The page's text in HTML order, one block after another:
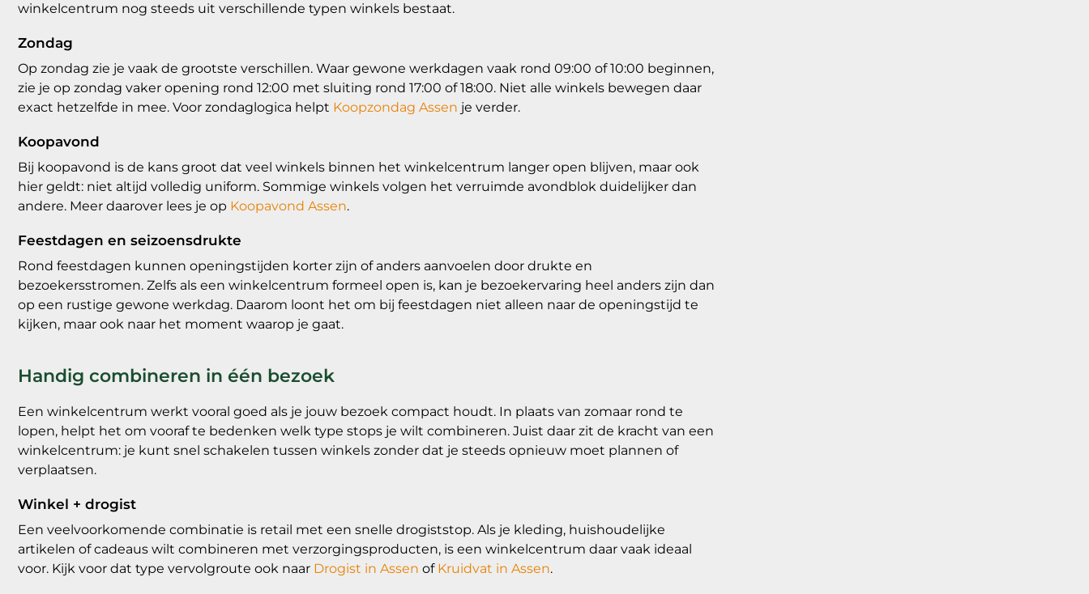
winkelcentrum nog steeds uit verschillende typen winkels bestaat.
Zondag
Op zondag zie je vaak de grootste verschillen. Waar gewone werkdagen vaak rond 09:00 of 10:00 beginnen,
zie je op zondag vaker opening rond 12:00 met sluiting rond 17:00 of 18:00. Niet alle winkels bewegen daar
exact hetzelfde in mee. Voor zondaglogica helpt Koopzondag Assen je verder.
Koopavond
Bij koopavond is de kans groot dat veel winkels binnen het winkelcentrum langer open blijven, maar ook
hier geldt: niet altijd volledig uniform. Sommige winkels volgen het verruimde avondblok duidelijker dan
andere. Meer daarover lees je op Koopavond Assen.
Feestdagen en seizoensdrukte
Rond feestdagen kunnen openingstijden korter zijn of anders aanvoelen door drukte en
bezoekersstromen. Zelfs als een winkelcentrum formeel open is, kan je bezoekervaring heel anders zijn dan
op een rustige gewone werkdag. Daarom loont het om bij feestdagen niet alleen naar de openingstijd te
kijken, maar ook naar het moment waarop je gaat.
Handig combineren in één bezoek
Een winkelcentrum werkt vooral goed als je jouw bezoek compact houdt. In plaats van zomaar rond te
lopen, helpt het om vooraf te bedenken welk type stops je wilt combineren. Juist daar zit de kracht van een
winkelcentrum: je kunt snel schakelen tussen winkels zonder dat je steeds opnieuw moet plannen of
verplaatsen.
Winkel + drogist
Een veelvoorkomende combinatie is retail met een snelle drogiststop. Als je kleding, huishoudelijke
artikelen of cadeaus wilt combineren met verzorgingsproducten, is een winkelcentrum daar vaak ideaal
voor. Kijk voor dat type vervolgroute ook naar Drogist in Assen of Kruidvat in Assen.